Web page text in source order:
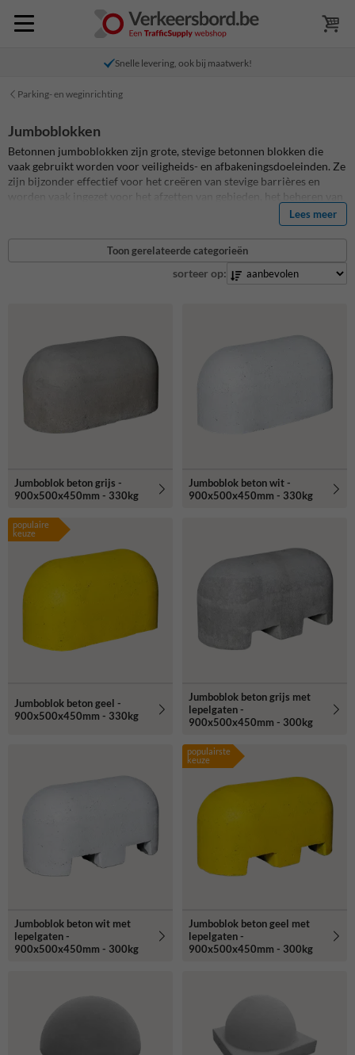
Snelle levering, ook bij maatwerk!
Parking- en weginrichting
Jumboblokken
Betonnen jumboblokken zijn grote, stevige betonnen blokken die
vaak gebruikt worden voor veiligheids- en afbakeningsdoeleinden. Ze
zijn bijzonder effectief voor het creëren van stevige barrières en
worden vaak ingezet voor het afzetten van gebieden, het beheren van
verkeersstromen, en het bieden van bescherming tegen ramkraken of
ongeautoriseerde toegang. Dankzij hun robuuste aard zijn
jumboblokken bestand tegen zware impact en weersinvloeden,
waardoor ze ideaal zijn voor zowel tijdelijke als permanente
toepassingen in openbare en privé-omgevingen. Onze jumboblokken
Lees meer
Toon gerelateerde categorieën
sorteer op:
Jumboblok beton grijs -
900x500x450mm - 330kg
Jumboblok beton wit -
900x500x450mm - 330kg
populaire
keuze
Jumboblok beton geel -
900x500x450mm - 330kg
Jumboblok beton grijs met
lepelgaten -
900x500x450mm - 300kg
Jumboblok beton wit met
lepelgaten -
900x500x450mm - 300kg
populairste
keuze
Jumboblok beton geel met
lepelgaten -
900x500x450mm - 300kg